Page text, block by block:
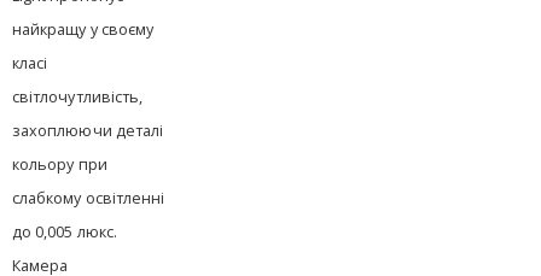
найкращу у своєму
класі
світлочутливість,
захоплюючи деталі
кольору при
слабкому освітленні
до 0,005 люкс.
Камера